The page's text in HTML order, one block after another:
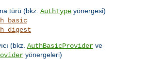
türü (bkz. AuthType yönergesi)
(bkz. AuthBasicProvider ve
yönergeleri)